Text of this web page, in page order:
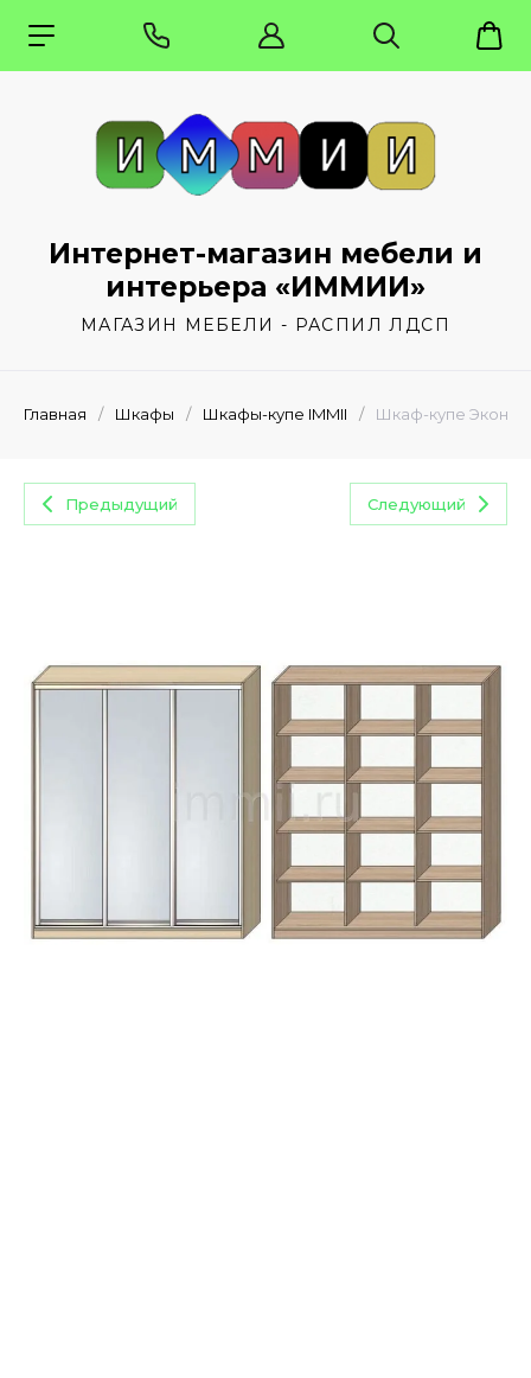
Интернет-магазин мебели и
интерьера «ИММИИ»
МАГАЗИН МЕБЕЛИ - РАСПИЛ ЛДСП
Главная / Шкафы / Шкафы-купе IMMII / Шкаф-купе
Предыдущий Следующий